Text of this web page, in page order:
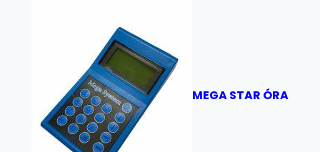
MEGA STAR ÓRA